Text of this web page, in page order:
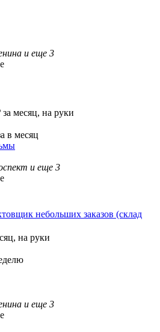
и еще 3
за месяц, на руки
в месяц
и еще 3
небольших заказов (склад
на руки
и еще 3